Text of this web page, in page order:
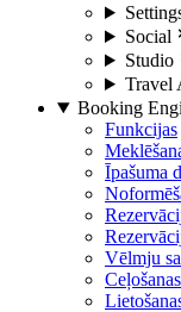
Social
Studio
Travel
Booking
Funkcijas
Īpašuma
Vēlmju